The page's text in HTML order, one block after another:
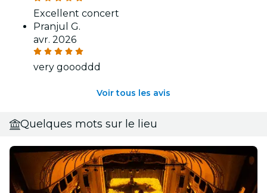
Excellent concert
Pranjul G.
avr. 2026
very goooddd
Voir tous les avis
Quelques mots sur le lieu